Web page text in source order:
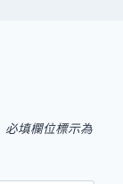
必填欄位標示為